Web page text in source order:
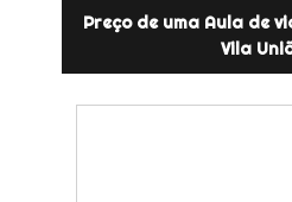
Preço de uma Aula de
Vila